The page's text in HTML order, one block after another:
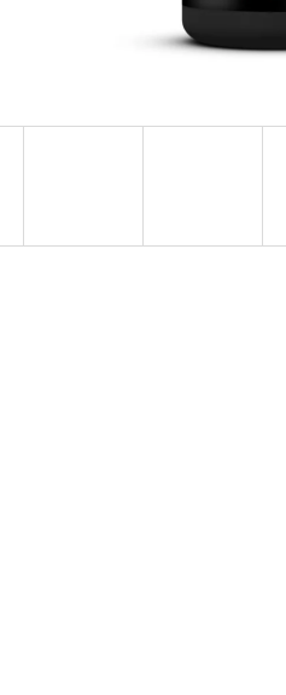
MEZZO CAFFE ZRNKOVÁ KÁVA